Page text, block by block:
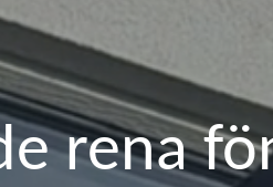
rena